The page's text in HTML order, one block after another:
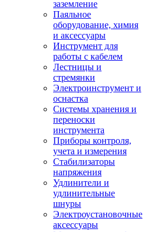
заземление
Паяльное
оборудование, химия
и аксессуары
Инструмент для
работы с кабелем
Лестницы и
стремянки
Электроинструмент и
оснастка
Системы хранения и
переноски
инструмента
Приборы контроля,
учета и измерения
Стабилизаторы
напряжения
Удлинители и
удлинительные
шнуры
Электроустановочные
аксессуары